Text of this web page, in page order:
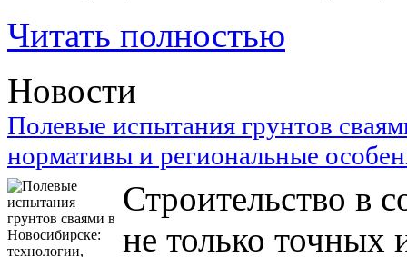
Читать полностью
Новости
Полевые испытания грунтов
нормативы и региональные
Строительство в
не только точных